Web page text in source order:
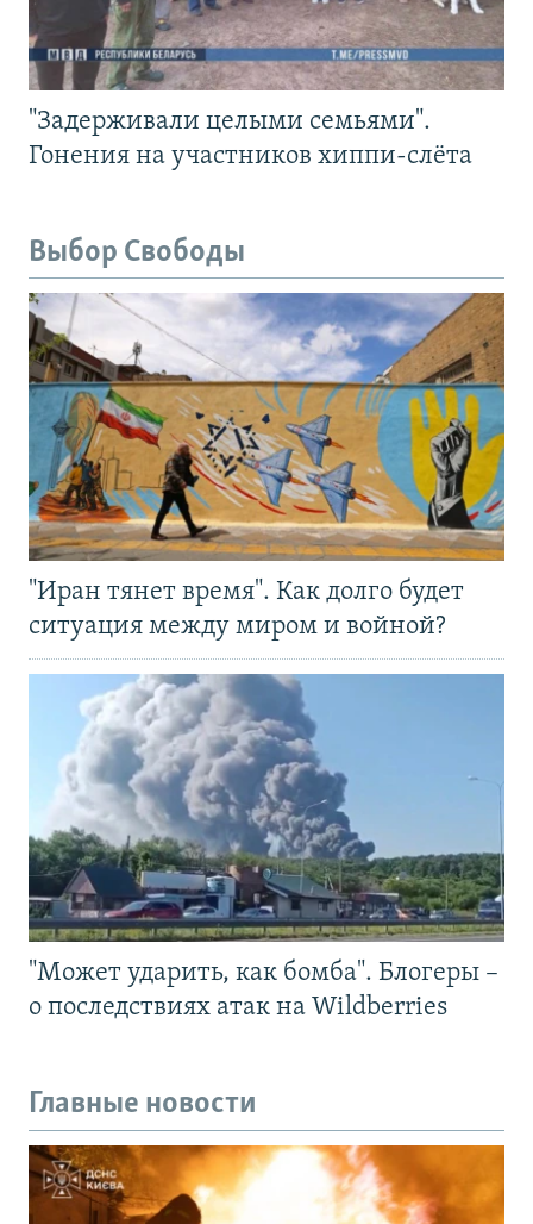
"Задерживали целыми семьями".
Гонения на участников хиппи-слёта
Выбор Свободы
"Иран тянет время". Как долго будет
ситуация между миром и войной?
"Может ударить, как бомба". Блогеры –
о последствиях атак на Wildberries
Главные новости